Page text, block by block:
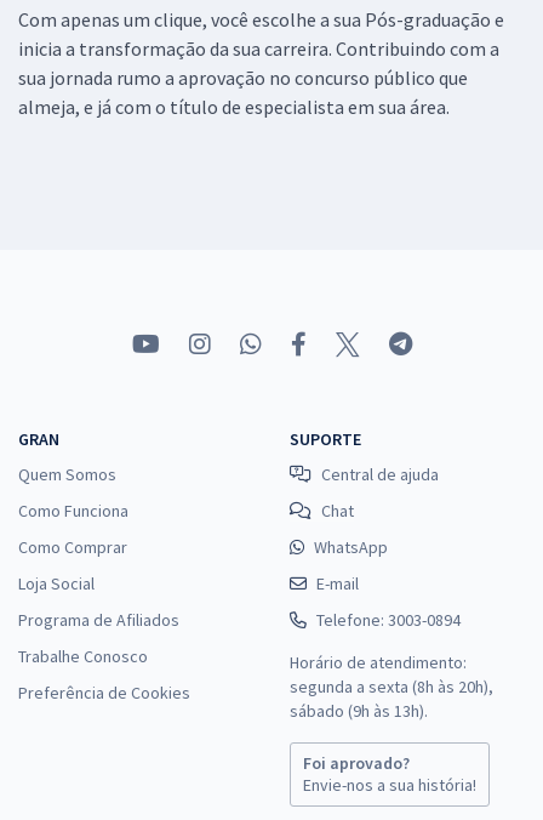
Com apenas um clique, você escolhe a sua Pós-graduação e
inicia a transformação da sua carreira. Contribuindo com a
sua jornada rumo a aprovação no concurso público que
almeja, e já com o título de especialista em sua área.
GRAN
Quem Somos
Como Funciona
Como Comprar
Loja Social
Programa de Afiliados
Trabalhe Conosco
Preferência de Cookies
SUPORTE
Central de ajuda
Chat
WhatsApp
E-mail
Telefone: 3003-0894
Horário de atendimento:
segunda a sexta (8h às 20h),
sábado (9h às 13h).
Foi aprovado?
Envie-nos a sua história!